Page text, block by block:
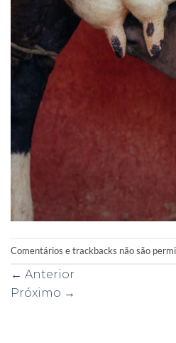
Comentários e trackbacks não são
← Anterior
Próximo →